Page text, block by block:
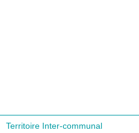
Territoire Inter-communal